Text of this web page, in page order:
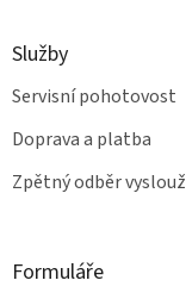
Služby
Servisní pohotovost
Doprava a platba
Zpětný odběr
Formuláře